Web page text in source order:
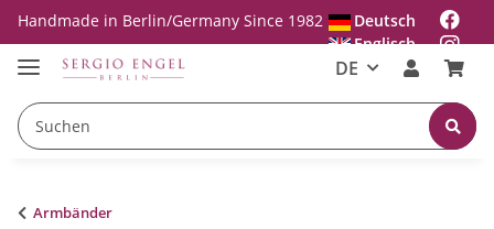
Handmade in Berlin/Germany Since 1982
Deutsch
Englisch
DE
Armbänder